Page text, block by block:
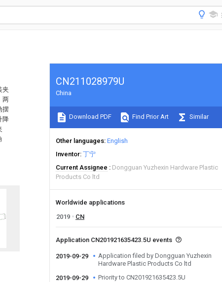
夹
两
摆
降
CN211028979U
China
Download PDF Find Prior Art Similar
Other languages English
Inventor 丁宁
Current Assignee
Dongguan Yuzhexin Hardware Plastic
Products Co ltd
Worldwide applications
2019
CN
Application CN201921635423.5U events
2019-09-29
Application filed by Dongguan Yuzhexin
Hardware Plastic Products Co ltd
2019-09-29
Priority to CN201921635423.5U